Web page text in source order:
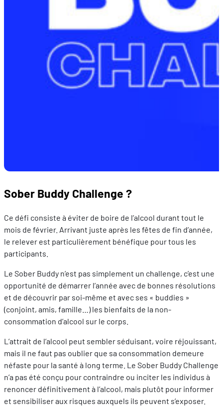
Sober Buddy Challenge ?
Ce défi consiste à éviter de boire de l’alcool durant tout le
mois de février. Arrivant juste après les fêtes de fin d’année,
le relever est particulièrement bénéfique pour tous les
participants.
Le Sober Buddy n’est pas simplement un challenge, c’est une
opportunité de démarrer l’année avec de bonnes résolutions
et de découvrir par soi-même et avec ses « buddies »
(conjoint, amis, famille…) les bienfaits de la non-
consommation d’alcool sur le corps.
L’attrait de l’alcool peut sembler séduisant, voire réjouissant,
mais il ne faut pas oublier que sa consommation demeure
néfaste pour la santé à long terme. Le Sober Buddy Challenge
n’a pas été conçu pour contraindre ou inciter les individus à
renoncer définitivement à l’alcool, mais plutôt pour informer
et sensibiliser aux risques auxquels ils peuvent s’exposer.